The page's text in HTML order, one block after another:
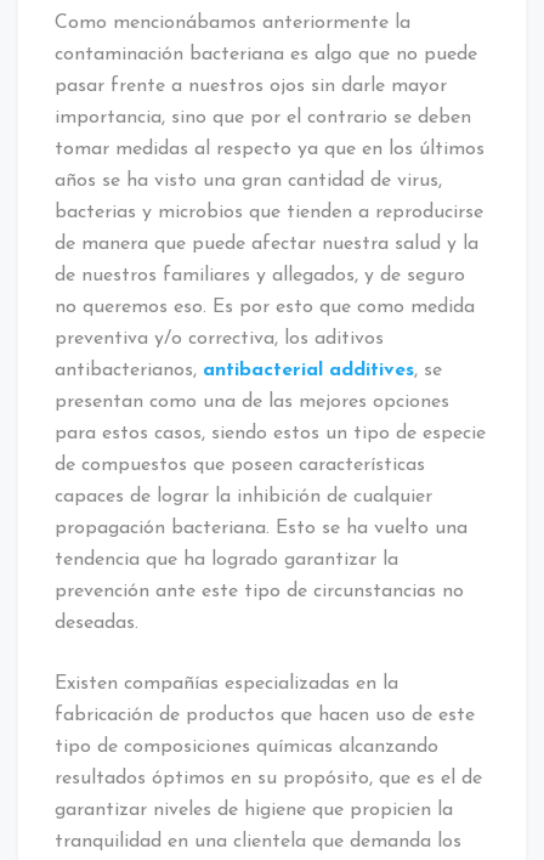
Como mencionábamos anteriormente la
contaminación bacteriana es algo que no puede
pasar frente a nuestros ojos sin darle mayor
importancia, sino que por el contrario se deben
tomar medidas al respecto ya que en los últimos
años se ha visto una gran cantidad de virus,
bacterias y microbios que tienden a reproducirse
de manera que puede afectar nuestra salud y la
de nuestros familiares y allegados, y de seguro
no queremos eso. Es por esto que como medida
preventiva y/o correctiva, los aditivos
antibacterianos, antibacterial additives, se
presentan como una de las mejores opciones
para estos casos, siendo estos un tipo de especie
de compuestos que poseen características
capaces de lograr la inhibición de cualquier
propagación bacteriana. Esto se ha vuelto una
tendencia que ha logrado garantizar la
prevención ante este tipo de circunstancias no
deseadas.
Existen compañías especializadas en la
fabricación de productos que hacen uso de este
tipo de composiciones químicas alcanzando
resultados óptimos en su propósito, que es el de
garantizar niveles de higiene que propicien la
tranquilidad en una clientela que demanda los